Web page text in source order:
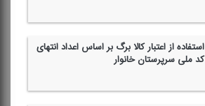
استفاده از اعتبار كالا برگ بر اساس اعداد انتهای
كد ملی سرپرستان خانوار